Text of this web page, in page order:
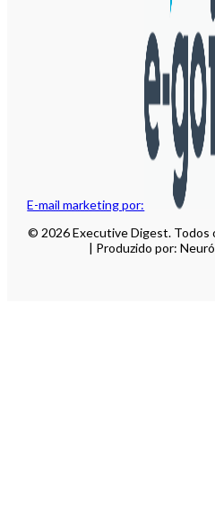
E-mail marketing por:
© 2026 Executive Digest. Todos
| Produzido por: